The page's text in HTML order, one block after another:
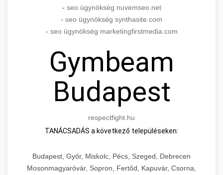
- seo ügynökség nuvemseo.net
- seo ügynökség synthasite.com
- seo ügynökség marketingfirstmedia.com
Gymbeam
Budapest
respectfight.hu
TANÁCSADÁS a következő településeken:
Budapest, Győr, Miskolc, Pécs, Szeged, Debrecen
Mosonmagyaróvár, Sopron, Fertőd, Kapuvár, Csorna,